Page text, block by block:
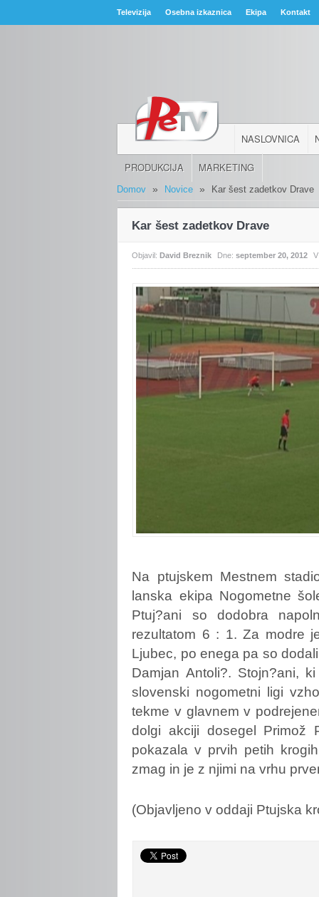
Televizija Osebna izkaznica Ekipa Kontakt
NASLOVNICA
PRODUKCIJA MARKETING
Domov » Novice » Kar šest zadetkov Drave
Kar šest zadetkov Drave
Objavil:David Breznik Dne:september 20, 2012
Na ptujskem Mestnem
lanska ekipa Nogometne
Ptuj?ani so dodobra
rezultatom 6 : 1. Za modre
Ljubec, po enega pa so
Damjan Antoli?. Stojn?ani,
slovenski nogometni ligi
tekme v glavnem v
dolgi akciji dosegel Primož
pokazala v prvih petih
zmag in je z njimi na vrhu
(Objavljeno v oddaji Ptujska